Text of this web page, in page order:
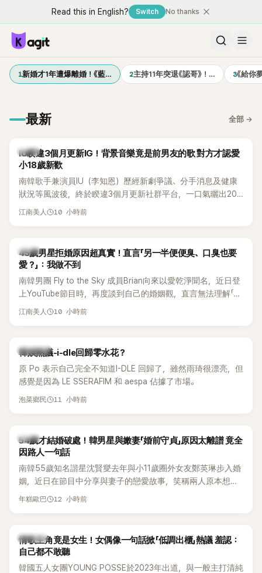
Read this in English? Switch No thanks
1新婚才1年遭爆離婚！《藍… 2主持11年突退《認哥》！… 3《給你
最新 全部 →
韓星
IU睽違3個月更新IG！背景音樂竟是前男友的歌 對方才認愛
小18歲新歡
南韓歌手兼演員IU（李知恩）歷經新劇爭議、分手消息及健康
狀況等風波後，終於睽違3個月更新社群平台，一口氣曬出20
張近況照，讓大批粉絲又驚又喜。不過，比起照片本身，更引
江南美人 10 小時前
韓星
45歲男星拒婚原因超真實！直言「另一半便便臭、口臭也要
愛？」：我做不到
南韓男團 Fly to the Sky 成員Brian向來以愛乾淨聞名，近日登
上YouTube節目時，再度談到自己的婚姻觀，直言無法理解「連
另一半的口臭、便便臭都要愛」這種說法，更大方表明自己是不
江南美人 10 小時前
熱議討論
韓娛熱議-i-dle回歸零水花？
原 Po 表示自己完全不知道I-DLE 回歸了，雖然雨琦很漂亮，但
感覺是因為 LE SSERAFIM 和 aespa 佔據了市場。
泡菜鄉民 11 小時前
韓星
54歲才結婚破處！韓男星與嫩妻「婚前守貞」原因太離譜 竟全
因路人一句話
南韓55歲知名諧星沈賢燮去年與小11歲圈外女友鄭英琳步入婚
姻，近日在節目中分享與妻子的戀愛故事，笑稱兩人原本想享
受兩人世界，沒想到站在飯店門口時竟被路人認出，還一路替
年糕歐巴 12 小時前
K-POP
情歌主角竟是女生！女偶像一句話掀「低調出櫃」熱議 羞認：
自己都不敢聽
韓國五人女團YOUNG POSSE於2023年出道，與一般主打清純